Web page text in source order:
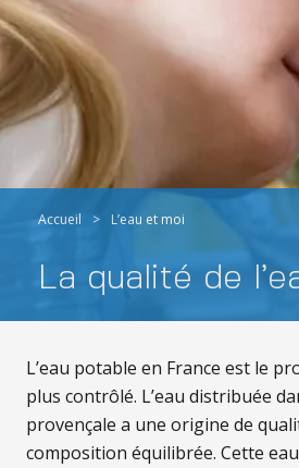
Accueil > L’eau et moi
La qualité de
L’eau potable en France est le
plus contrôlé. L’eau distribuée
provençale a une origine de
composition équilibrée. Cette